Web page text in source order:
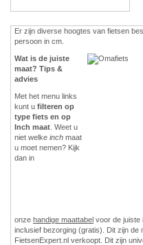
Er zijn diverse hoogtes van fietsen
persoon in cm.
Wat is de juiste
maat? Tips &
advies
Met het menu links
kunt u filteren op
type fiets en op
Inch maat . Weet u
niet welke inch maat
u moet nemen? Kijk
dan in
onze handige maattabel voor de juiste
inclusief bezorging (gratis). Dit zijn de
FietsenExpert.nl verkoopt. Dit zijn